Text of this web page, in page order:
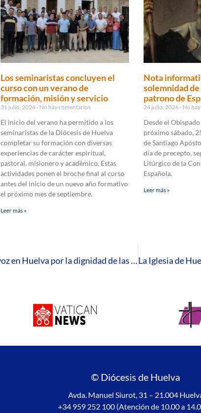
Los seminaristas concluyen el
curso con un verano de
formación, misión y servicio
31 julio, 2026 No hay comentarios
El inicio del verano ha permitido a los
seminaristas de la Diócesis de Huelva
completar su formación con diversas
experiencias de carácter espiritual,
pastoral, misionero y académico. Estas
actividades ponen el broche final al curso
antes del inicio de un nuevo año formativo
el próximo mes de septiembre.
Leer más »
Nota
solemnidad
patrono de
24 julio, 2026 No
Desde el
próximo sábado,
de Santiago
día de precepto,
Litúrgico de la
Española.
Leer más »
El Círculo de Silencio vuelve a alzar la voz en Huelva por la dignidad de las personas migrantes
© Diócesis de Huelva
Avda. Manuel Siurot, 31 – 21.004
+34 959 252 100 (Atención de 10.00 a